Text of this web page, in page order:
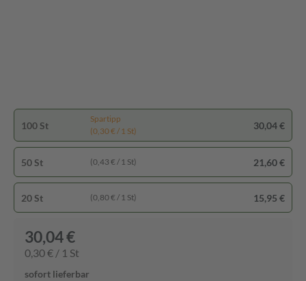
100 St
Spartipp
(0,30 € / 1 St)
30,04 €
50 St (0,43 € / 1 St) 21,60 €
20 St (0,80 € / 1 St) 15,95 €
30,04 €
0,30 € / 1 St
sofort lieferbar